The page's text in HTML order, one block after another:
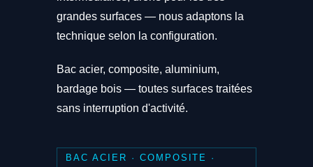
grandes surfaces — nous adaptons la
technique selon la configuration.
Bac acier, composite, aluminium,
bardage bois — toutes surfaces traitées
sans interruption d'activité.
BAC ACIER · COMPOSITE ·